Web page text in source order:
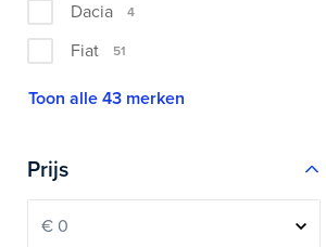
Dacia 4
Fiat 51
Toon alle 43 merken
Prijs